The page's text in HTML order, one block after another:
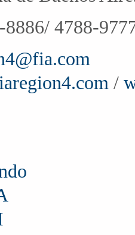
8886/ 4788-
/